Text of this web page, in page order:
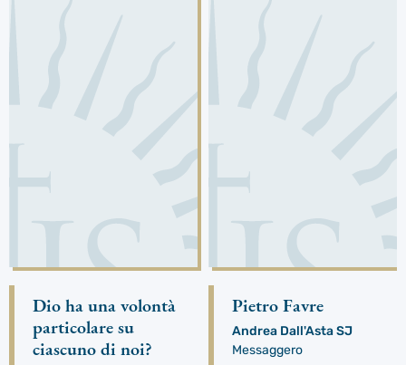
Dio ha una volontà
particolare su
ciascuno di noi?
Pietro Favre
Andrea Dall'Asta SJ
Messaggero